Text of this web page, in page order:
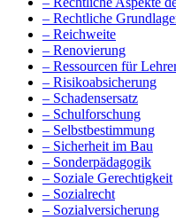
– Rechtliche
– Reichweite
– Renovierung
– Ressourcen für
– Risikoabsicherung
– Schadensersatz
– Schulforschung
– Selbstbestimmung
– Sicherheit im Bau
– Sonderpädagogik
– Soziale Gerechtigkeit
– Sozialrecht
– Sozialversicherung